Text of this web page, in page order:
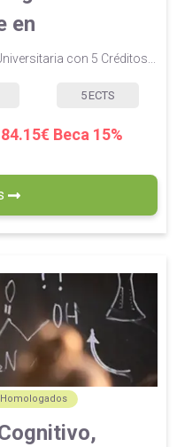
en
con 5 Créditos...
5 ECTS
84.15€ Beca 15%